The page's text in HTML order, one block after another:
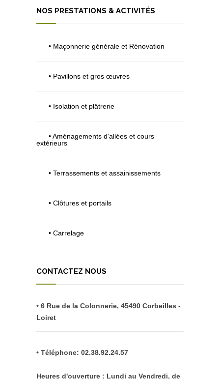
NOS PRESTATIONS & ACTIVITÉS
• Maçonnerie générale et Rénovation
• Pavillons et gros œuvres
• Isolation et plâtrerie
• Aménagements d'allées et cours
extérieurs
• Terrassements et assainissements
• Clôtures et portails
• Carrelage
CONTACTEZ NOUS
• 6 Rue de la Colonnerie, 45490 Corbeilles -
Loiret
• Téléphone: 02.38.92.24.57
Heures d'ouverture : Lundi au Vendredi, de